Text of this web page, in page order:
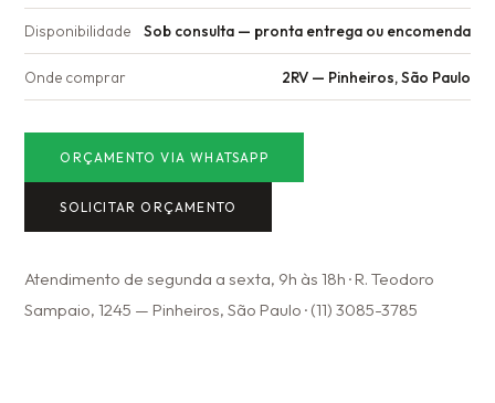
Disponibilidade Sob consulta — pronta entrega ou encomenda
Onde comprar 2RV — Pinheiros, São Paulo
ORÇAMENTO VIA WHATSAPP
SOLICITAR ORÇAMENTO
Atendimento de segunda a sexta, 9h às 18h · R. Teodoro
Sampaio, 1245 — Pinheiros, São Paulo · (11) 3085-3785